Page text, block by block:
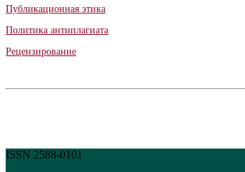
Публикационная этика
Политика антиплагиата
Рецензирование
ISSN 2588-0101